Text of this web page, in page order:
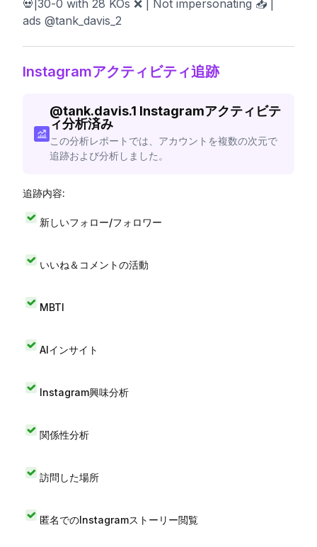
💀|30-0 with 28 KOs ❌️ | Not impersonating 📥 |
ads @tank_davis_2
Instagramアクティビティ追跡
@tank.davis.1 Instagramアクティビテ
ィ分析済み
この分析レポートでは、アカウントを複数の次元で
追跡および分析しました。
追跡内容:
新しいフォロー/フォロワー
いいね＆コメントの活動
MBTI
AIインサイト
Instagram興味分析
関係性分析
訪問した場所
匿名でのInstagramストーリー閲覧